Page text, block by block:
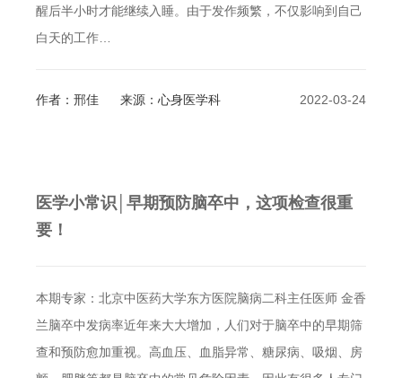
醒后半小时才能继续入睡。由于发作频繁，不仅影响到自己
白天的工作…
2022-03-24
作者：邢佳 来源：心身医学科
医学小常识│早期预防脑卒中，这项检查很重
要！
本期专家：北京中医药大学东方医院脑病二科主任医师 金香
兰脑卒中发病率近年来大大增加，人们对于脑卒中的早期筛
查和预防愈加重视。高血压、血脂异常、糖尿病、吸烟、房